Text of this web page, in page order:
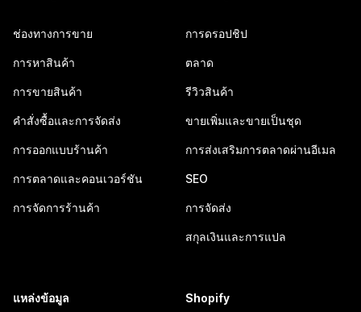
ช่องทางการขาย
การหาสินค้า
การขายสินค้า
คำสั่งซื้อและการจัดส่ง
การออกแบบร้านค้า
การตลาดและคอนเวอร์ชัน
การจัดการร้านค้า
การดรอปชิป
ตลาด
รีวิวสินค้า
ขายเพิ่มและขายเป็นชุด
การส่งเสริมการตลาดผ่านอีเมล
SEO
การจัดส่ง
สกุลเงินและการแปล
แหล่งข้อมูล Shopify